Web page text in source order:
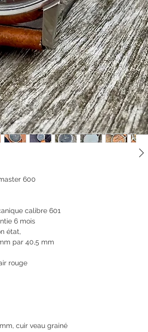
600
calibre 601
6 mois
état,
par 40,5 mm
rouge
cuir veau grainé